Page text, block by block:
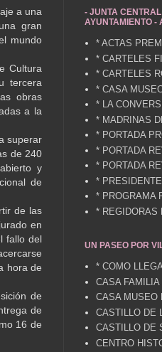
a una
gran
mundo
Cultura
tercera
obras
a la
superar
de 240
y
de
de las
en
fallo del
hora de
de
de
16 de
- JUNTA
AYUNTAMIENTO -
* ACTAS
* CARTELES
* CARTELES
* CASA
* LA
* MADRINAS
* PORTADA
* PORTADA
* PORTADA
*
* PROGRAMA
* REGIDORAS
UN PASEO POR
* COMO
CASA FAMILIA
CASA MUSEO
CASTILLO DE
CASTILLO DE
CENTRO